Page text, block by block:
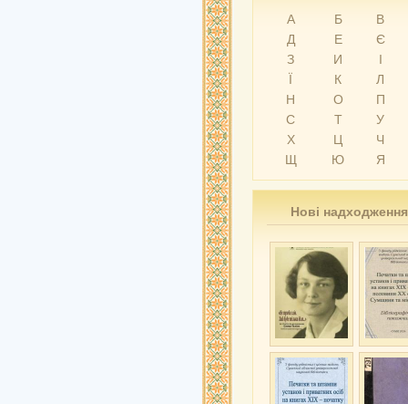
А Б В
Д
Е Є
З
И І
Ї
К Л
Н
О П
С
Т У
Х
Ц Ч
Щ
Ю Я
Нові надходження